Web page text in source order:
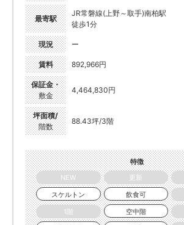
最寄駅
JR常磐線(上野～取手)南柏駅
徒歩1分
現況 ー
賃料 892,966円
保証金・
敷金
4,464,830円
坪面積/
階数
88.43坪/3階
特徴
NEW
更新
スケルトン
飲食可
1階
空中階